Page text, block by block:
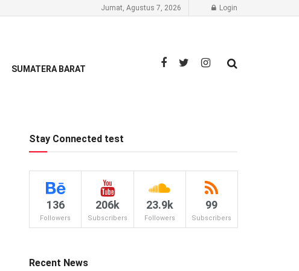
Jumat, Agustus 7, 2026 Login
SUMATERA BARAT
Stay Connected test
136
Followers
206k
Subscribers
23.9k
Followers
99
Subscribers
Recent News